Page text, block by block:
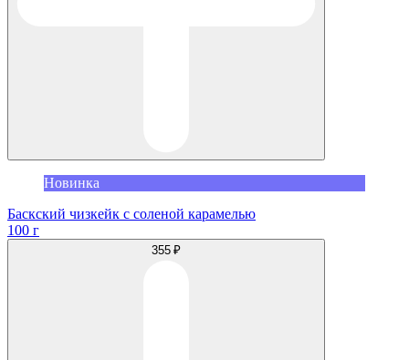
Новинка
Баскский чизкейк с соленой карамелью
100 г
355 ₽